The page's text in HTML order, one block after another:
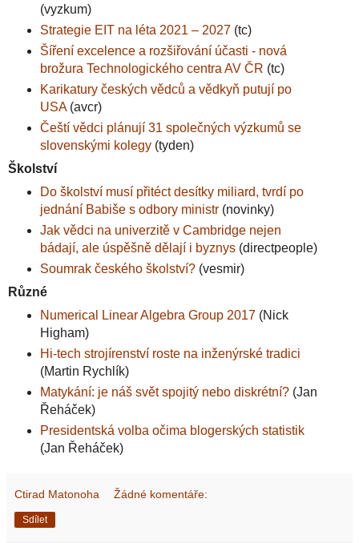
(vyzkum)
Strategie EIT na léta 2021 – 2027(tc)
Šíření excelence a rozšiřování účasti - nová
brožura Technologického centra AV ČR (tc)
Karikatury českých vědců a vědkyň putují po
USA(avcr)
Čeští vědci plánují 31 společných výzkumů se
slovenskými kolegy(tyden)
Školství
Do školství musí přitéct desítky miliard, tvrdí po
jednání Babiše s odbory ministr(novinky)
Jak vědci na univerzitě v Cambridge nejen
bádají, ale úspěšně dělají i byznys(directpeople)
Soumrak českého školství?(vesmir)
Různé
Numerical Linear Algebra Group 2017(Nick
Higham)
Hi-tech strojírenství roste na inženýrské tradici
(Martin Rychlík)
Matykání: je náš svět spojitý nebo diskrétní?(Jan
Řeháček)
Presidentská volba očima blogerských statistik
(Jan Řeháček)
Ctirad Matonoha Žádné komentáře:
Sdílet